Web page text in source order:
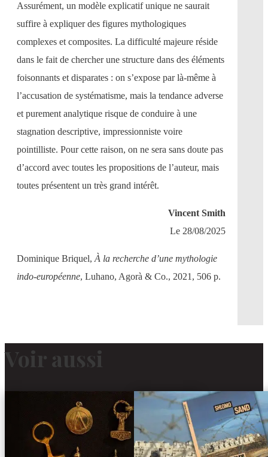
Assurément, un modèle explicatif unique ne saurait
suffire à expliquer des figures mythologiques
complexes et composites. La difficulté majeure réside
dans le fait de chercher une structure dans des éléments
foisonnants et disparates : on s’expose par là-même à
l’accusation de systématisme, mais la tendance adverse
et purement analytique risque de conduire à une
stagnation descriptive, impressionniste voire
pointilliste. Pour cette raison, on ne sera sans doute pas
d’accord avec toutes les propositions de l’auteur, mais
toutes présentent un très grand intérêt.
Vincent Smith
Le 28/08/2025
Dominique Briquel, À la recherche d’une mythologie
indo-européenne, Luhano, Agorà & Co., 2021, 506 p.
Voir aussi